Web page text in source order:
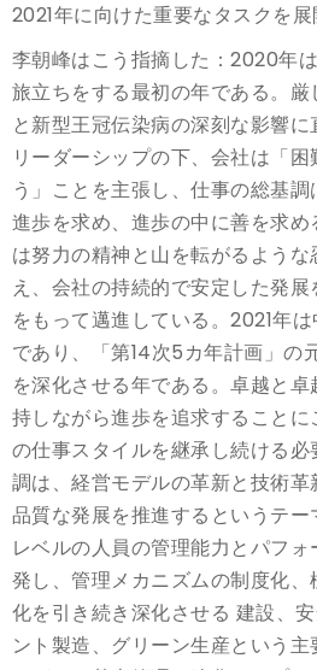
2021年に向けた重要なタスクを展
李朝峰はこう指摘した：2020年
旅立ちをする最初の年である。
と新型王冠伝染病の深刻な影響
リーダーシップの下、会社は「
う」ことを主張し、仕事の総基
進歩を求め、進歩の中に善を求
は努力の精神と山を転がるよう
え、会社の持続的で安定した発
をもって邁進している。2021年
であり、「第14次5カ年計画」の
を深化させる年である。卓越と
持しながら進歩を追求することに
の仕事スタイルを継承し続ける
調は、経営モデルの革新と技術
品質な発展を推進するというテ
レベルの人員の管理能力とパフ
発し、管理メカニズムの制度化
化を引き続き深化させる 建設、
ント製造、グリーン生産という